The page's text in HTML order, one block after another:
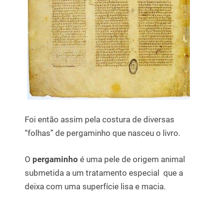
Foi então assim pela costura de diversas
“folhas” de pergaminho que nasceu o livro.
O pergaminho é uma pele de origem animal
submetida a um tratamento especial que a
deixa com uma superfície lisa e macia.